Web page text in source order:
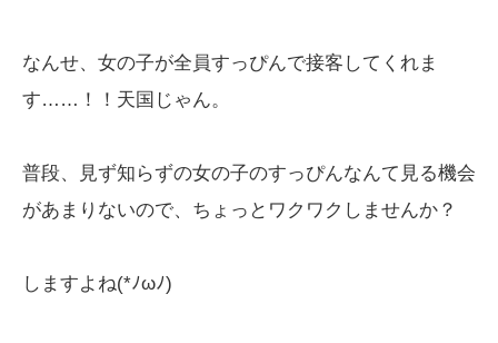
なんせ、女の子が全員すっぴんで接客してくれま
す……！！天国じゃん。
普段、見ず知らずの女の子のすっぴんなんて見る機会
があまりないので、ちょっとワクワクしませんか？
しますよね(*ﾉωﾉ)